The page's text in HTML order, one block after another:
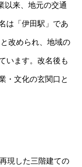
以来、地元の交通
は「伊田駅」であ
改められ、地域の
います。改名後も
・文化の玄関口と
現した三階建ての